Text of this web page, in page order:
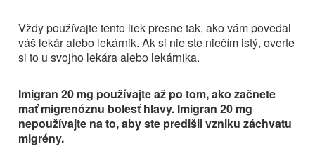
Vždy používajte tento liek presne tak, ako vám povedal
váš lekár alebo lekárnik. Ak si nie ste niečím istý, overte
si to u svojho lekára alebo lekárnika.
Imigran 20 mg používajte až po tom, ako začnete
mať migrenóznu bolesť hlavy. Imigran 20 mg
nepoužívajte na to, aby ste predišli vzniku záchvatu
migrény.